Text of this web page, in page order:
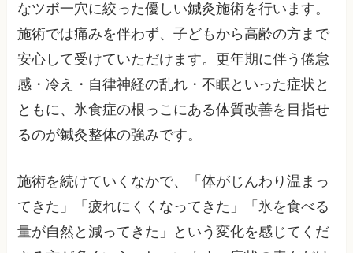
なツボ一穴に絞った優しい鍼灸施術を行います。
施術では痛みを伴わず、子どもから高齢の方まで
安心して受けていただけます。更年期に伴う倦怠
感・冷え・自律神経の乱れ・不眠といった症状と
ともに、氷食症の根っこにある体質改善を目指せ
るのが鍼灸整体の強みです。
施術を続けていくなかで、「体がじんわり温まっ
てきた」「疲れにくくなってきた」「氷を食べる
量が自然と減ってきた」という変化を感じてくだ